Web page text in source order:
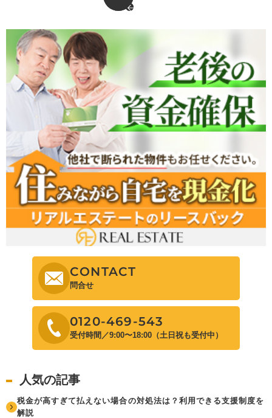
CONTACT
問合せ
0120-469-543
受付時間／9:00〜18:00（土日祝も受付中）
人気の記事
税金が高すぎて払えない場合の対処法は？利用できる支援制度を
解説